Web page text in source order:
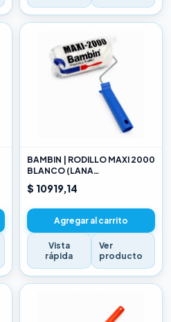
BAMBIN | RODILLO MAXI 2000
BLANCO (LANA
SELECCIONADA) 17CM
$ 10919,14
Agregar al carrito
Vista
rápida
Ver
producto